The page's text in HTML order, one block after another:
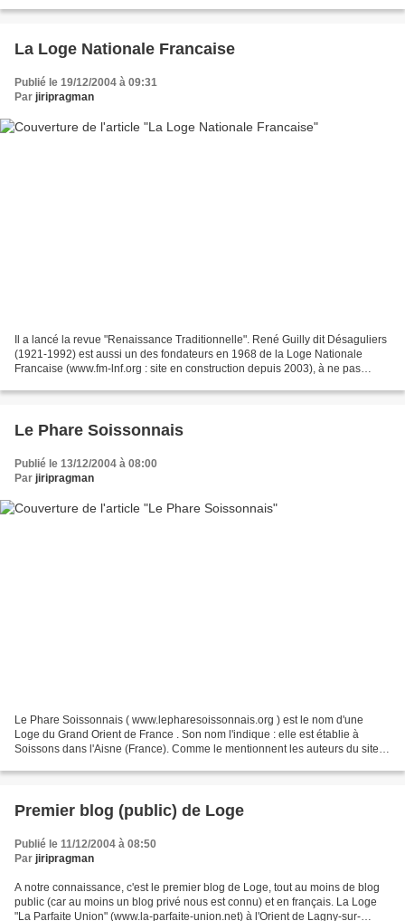
La Loge Nationale Francaise
Publié le 19/12/2004 à 09:31
Par jiripragman
Il a lancé la revue "Renaissance Traditionnelle". René Guilly dit Désaguliers
(1921-1992) est aussi un des fondateurs en 1968 de la Loge Nationale
Francaise (www.fm-lnf.org : site en construction depuis 2003), à ne pas
Le Phare Soissonnais
Publié le 13/12/2004 à 08:00
Par jiripragman
Le Phare Soissonnais ( www.lepharesoissonnais.org ) est le nom d'une
Loge du Grand Orient de France . Son nom l'indique : elle est établie à
Soissons dans l'Aisne (France). Comme le mentionnent les auteurs du site,
Premier blog (public) de Loge
Publié le 11/12/2004 à 08:50
Par jiripragman
A notre connaissance, c'est le premier blog de Loge, tout au moins de blog
public (car au moins un blog privé nous est connu) et en français. La Loge
"La Parfaite Union" (www.la-parfaite-union.net) à l'Orient de Lagny-sur-